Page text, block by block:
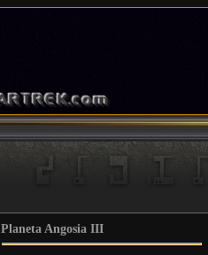
Planeta Angosia III